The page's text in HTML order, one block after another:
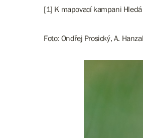
[1] K mapovací kampani
Foto: Ondřej Prosický, A.